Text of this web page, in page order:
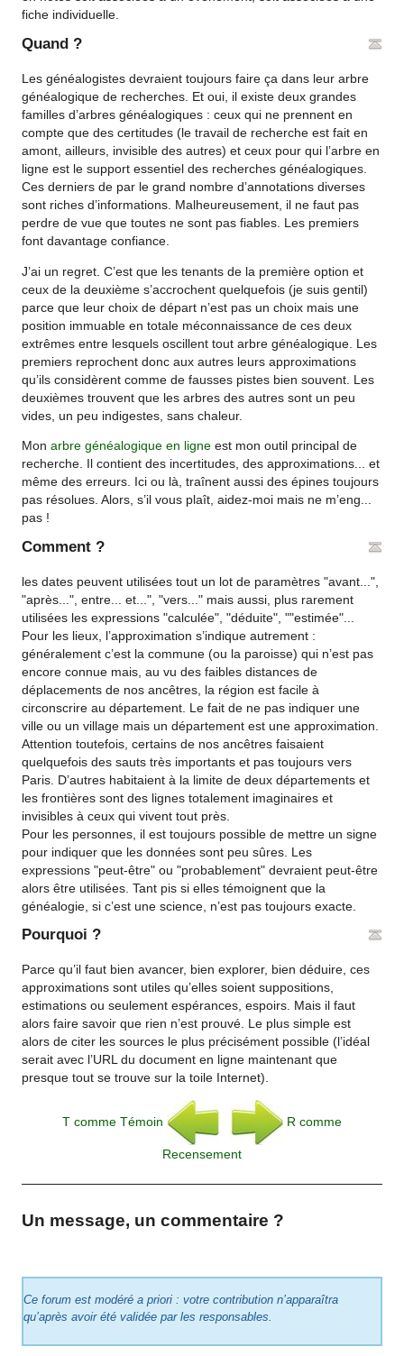
fiche individuelle.
Quand ?
Les généalogistes devraient toujours faire ça dans leur arbre
généalogique de recherches. Et oui, il existe deux grandes
familles d’arbres généalogiques : ceux qui ne prennent en
compte que des certitudes (le travail de recherche est fait en
amont, ailleurs, invisible des autres) et ceux pour qui l’arbre en
ligne est le support essentiel des recherches généalogiques.
Ces derniers de par le grand nombre d’annotations diverses
sont riches d’informations. Malheureusement, il ne faut pas
perdre de vue que toutes ne sont pas fiables. Les premiers
font davantage confiance.
J’ai un regret. C’est que les tenants de la première option et
ceux de la deuxième s’accrochent quelquefois (je suis gentil)
parce que leur choix de départ n’est pas un choix mais une
position immuable en totale méconnaissance de ces deux
extrêmes entre lesquels oscillent tout arbre généalogique. Les
premiers reprochent donc aux autres leurs approximations
qu’ils considèrent comme de fausses pistes bien souvent. Les
deuxièmes trouvent que les arbres des autres sont un peu
vides, un peu indigestes, sans chaleur.
Monarbre généalogique en ligne est mon outil principal de
recherche. Il contient des incertitudes, des approximations... et
même des erreurs. Ici ou là, traînent aussi des épines toujours
pas résolues. Alors, s’il vous plaît, aidez-moi mais ne m’eng...
pas !
Comment ?
les dates peuvent utilisées tout un lot de paramètres "avant...",
"après...", entre... et...", "vers..." mais aussi, plus rarement
utilisées les expressions "calculée", "déduite", ""estimée"...
Pour les lieux, l’approximation s’indique autrement :
généralement c’est la commune (ou la paroisse) qui n’est pas
encore connue mais, au vu des faibles distances de
déplacements de nos ancêtres, la région est facile à
circonscrire au département. Le fait de ne pas indiquer une
ville ou un village mais un département est une approximation.
Attention toutefois, certains de nos ancêtres faisaient
quelquefois des sauts très importants et pas toujours vers
Paris. D’autres habitaient à la limite de deux départements et
les frontières sont des lignes totalement imaginaires et
invisibles à ceux qui vivent tout près.
Pour les personnes, il est toujours possible de mettre un signe
pour indiquer que les données sont peu sûres. Les
expressions "peut-être" ou "probablement" devraient peut-être
alors être utilisées. Tant pis si elles témoignent que la
généalogie, si c’est une science, n’est pas toujours exacte.
Pourquoi ?
Parce qu’il faut bien avancer, bien explorer, bien déduire, ces
approximations sont utiles qu’elles soient suppositions,
estimations ou seulement espérances, espoirs. Mais il faut
alors faire savoir que rien n’est prouvé. Le plus simple est
alors de citer les sources le plus précisément possible (l’idéal
serait avec l’URL du document en ligne maintenant que
presque tout se trouve sur la toile Internet).
T comme Témoin R comme
Recensement
Un message, un commentaire ?
Ce forum est modéré a priori : votre contribution n’apparaîtra
qu’après avoir été validée par les responsables.